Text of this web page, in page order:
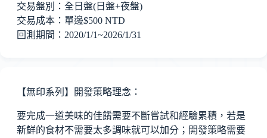
交易盤別：全日盤(日盤+夜盤)
交易成本：單邊$500 NTD
回測期間：2020/1/1~2026/1/31
【無印系列】開發策略理念：
要完成一道美味的佳餚需要不斷嘗試和經驗累積，若是
新鮮的食材不需要太多調味就可以加分；開發策略需要